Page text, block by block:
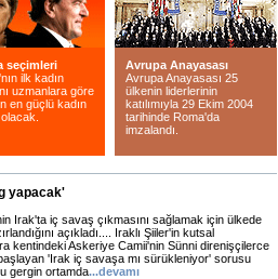
seçimleri
ilk kadın
uzmanlara göre
en güçlü kadın
Avrupa Anayasası
Avrupa Anayasası 25
ülkenin liderlerinin
katılımıyla 29 Ekim 2004
tarihinde Roma'da
imzalandı.
yapacak'
Irak'ta iç savaş çıkmasını sağlamak için ülkede
açıkladı.... Iraklı Şiiler'in kutsal
kentindeki Askeriye Camii'nin Sünni direnişçilerce
'Irak iç savaşa mı sürükleniyor' sorusu
gergin ortamda...devamı